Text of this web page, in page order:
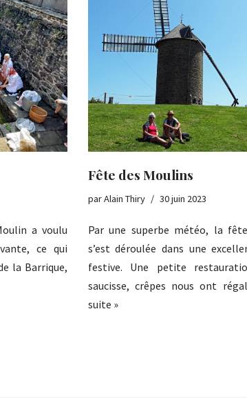
a voulu
ce qui
la Barrique,
Fête des Moulins
parAlain Thiry 30 juin 2023
Par une superbe météo, la
s’est déroulée dans une
festive. Une petite
saucisse, crêpes nous ont
suite »